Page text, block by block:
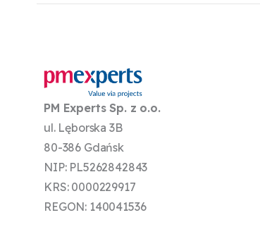
PM Experts Sp. z o.o.
ul. Lęborska 3B
80-386 Gdańsk
NIP: PL5262842843
KRS: 0000229917
REGON: 140041536